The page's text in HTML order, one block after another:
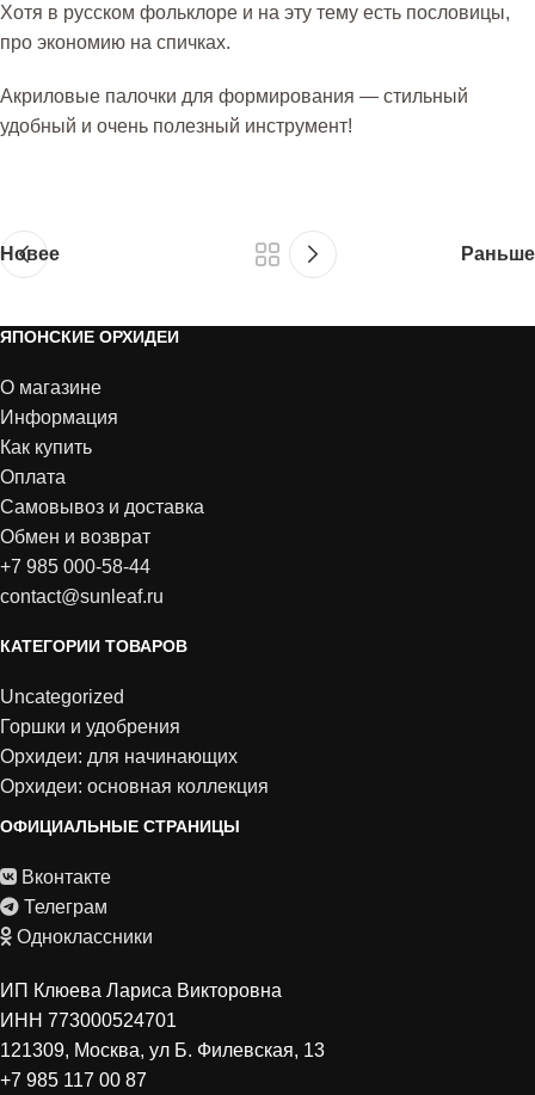
Хотя в русском фольклоре и на эту тему есть пословицы,
про экономию на спичках.
Акриловые палочки для формирования — стильный
удобный и очень полезный инструмент!
Новее Раньше
ЯПОНСКИЕ ОРХИДЕИ
О магазине
Информация
Как купить
Оплата
Самовывоз и доставка
Обмен и возврат
+7 985 000-58-44
contact@sunleaf.ru
КАТЕГОРИИ ТОВАРОВ
Uncategorized
Горшки и удобрения
Орхидеи: для начинающих
Орхидеи: основная коллекция
ОФИЦИАЛЬНЫЕ СТРАНИЦЫ
Вконтакте
Телеграм
Одноклассники
ИП Клюева Лариса Викторовна
ИНН 773000524701
121309, Москва, ул Б. Филевская, 13
+7 985 117 00 87